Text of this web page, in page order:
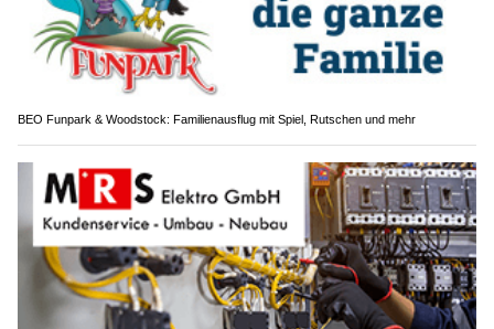
BEO Funpark & Woodstock: Familienausflug mit Spiel, Rutschen und mehr